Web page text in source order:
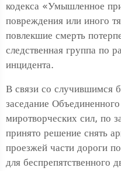
кодекса «Умышленное
повреждения или иного
повлекшие смерть
следственная группа по
инцидента.
В связи со случившимся
заседание
миротворческих сил, по
принято решение снять
проезжей части дороги
для беспрепятственного